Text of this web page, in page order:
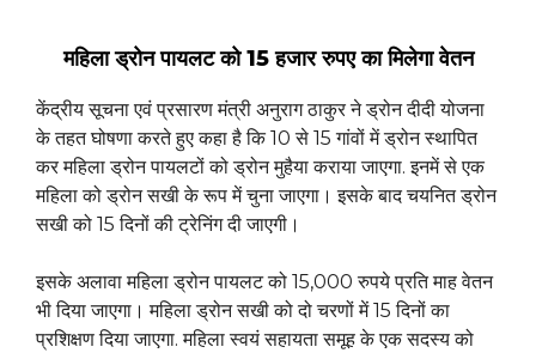
महिला ड्रोन पायलट को 15 हजार रुपए का मिलेगा वेतन
केंद्रीय सूचना एवं प्रसारण मंत्री अनुराग ठाकुर ने ड्रोन दीदी योजना
के तहत घोषणा करते हुए कहा है कि 10 से 15 गांवों में ड्रोन स्थापित
कर महिला ड्रोन पायलटों को ड्रोन मुहैया कराया जाएगा. इनमें से एक
महिला को ड्रोन सखी के रूप में चुना जाएगा। इसके बाद चयनित ड्रोन
सखी को 15 दिनों की ट्रेनिंग दी जाएगी।
इसके अलावा महिला ड्रोन पायलट को 15,000 रुपये प्रति माह वेतन
भी दिया जाएगा। महिला ड्रोन सखी को दो चरणों में 15 दिनों का
प्रशिक्षण दिया जाएगा. महिला स्वयं सहायता समूह के एक सदस्य को